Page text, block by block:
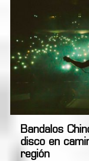
Bandalos
disco en
región